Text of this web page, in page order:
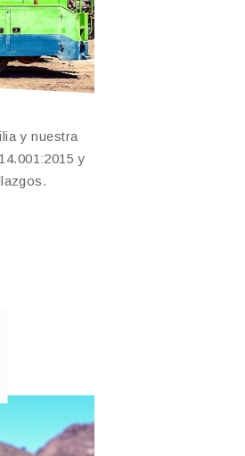
y nuestra
y